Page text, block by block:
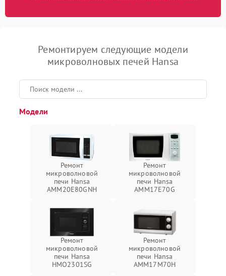
Ремонтируем следующие модели
микроволновых печей Hansa
Модели
Ремонт
микроволновой
печи Hansa
AMM20E80GNH
Ремонт
микроволновой
печи Hansa
AMM17E70G
Ремонт
микроволновой
печи Hansa
HMO2301SG
Ремонт
микроволновой
печи Hansa
AMM17M70H